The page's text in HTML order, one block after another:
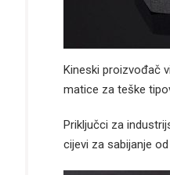
Kineski proizvođač
matice za teške
Priključci za
cijevi za sabijanje